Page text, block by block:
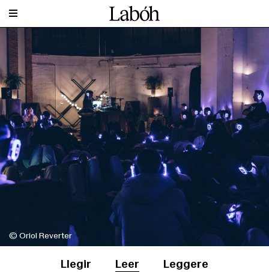
© Oriol Reverter
Llegir Leer Leggere